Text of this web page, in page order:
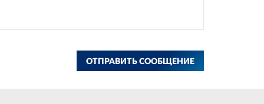
ОТПРАВИТЬ СООБЩЕНИЕ